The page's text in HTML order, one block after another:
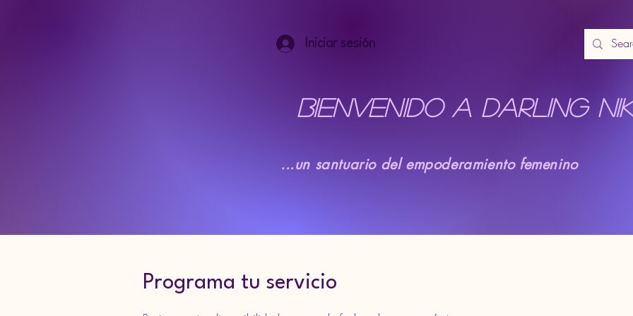
Iniciar sesión
Bienvenido a Darling
...un santuario del empoderamiento femenino
Programa tu servicio